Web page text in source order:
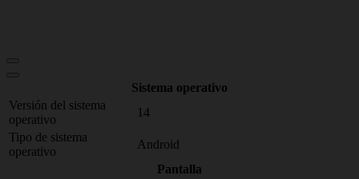
Sistema operativo
Versión del sistema
operativo
14
Tipo de sistema
operativo
Android
Pantalla